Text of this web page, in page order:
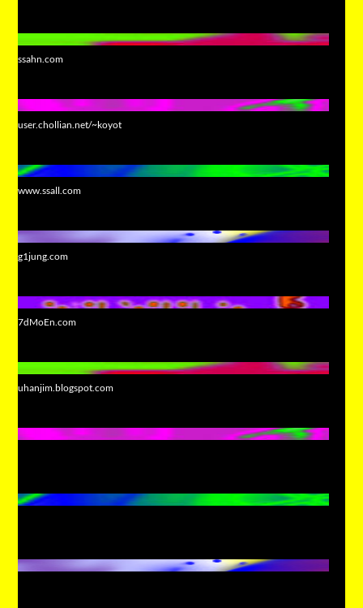
ssahn.com
user.chollian.net/~koyot
www.ssall.com
g1jung.com
7dMoEn.com
uhanjim.blogspot.com